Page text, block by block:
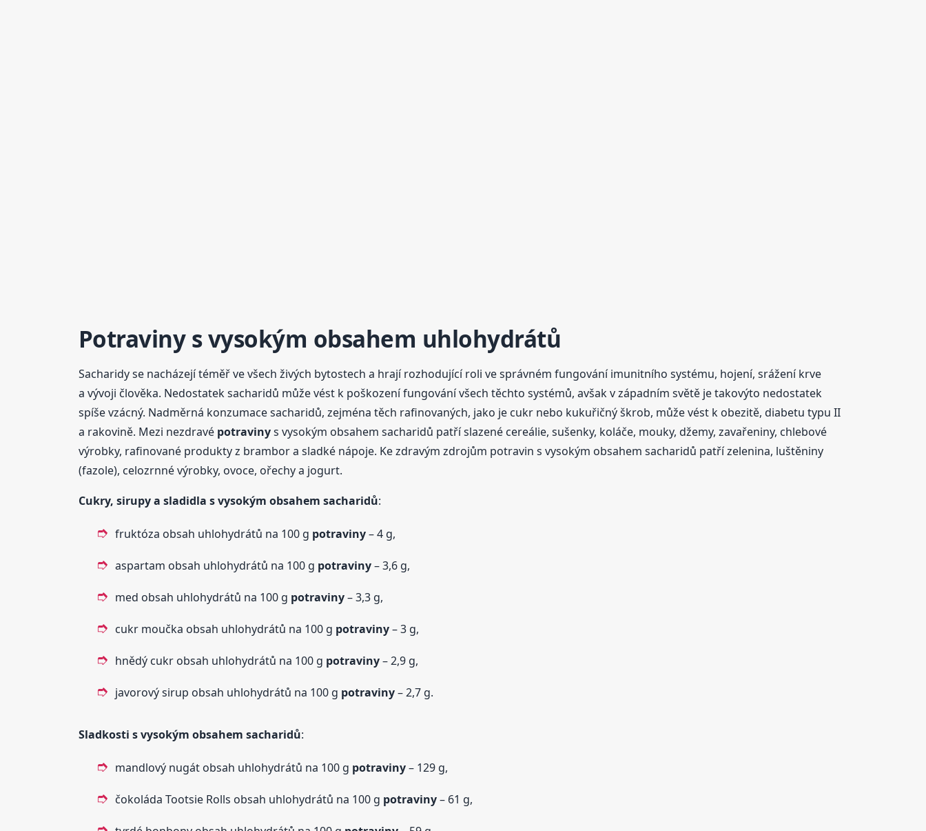
Potravinys vysokým obsahem uhlohydrátů
Sacharidy se nacházejí téměř ve všech živých bytostech a hrají rozhodující roli ve správném fungování imunitního systému, hojení, srážení krve
a vývoji člověka. Nedostatek sacharidů může vést k poškození fungování všech těchto systémů, avšak v západním světě je takovýto nedostatek
spíše vzácný. Nadměrná konzumace sacharidů, zejména těch rafinovaných, jako je cukr nebo kukuřičný škrob, může vést k obezitě, diabetu typu II
a rakovině. Mezi nezdravé potravinys vysokým obsahem sacharidů patří slazené cereálie, sušenky, koláče, mouky, džemy, zavařeniny, chlebové
výrobky, rafinované produkty z brambor a sladké nápoje. Ke zdravým zdrojům potravin s vysokým obsahem sacharidů patří zelenina, luštěniny
(fazole), celozrnné výrobky, ovoce, ořechy a jogurt.
Cukry, sirupy a sladidla s vysokým obsahem sacharidů:
fruktóza obsah uhlohydrátů na 100 g potraviny– 4 g,
aspartam obsah uhlohydrátů na 100 g potraviny– 3,6 g,
med obsah uhlohydrátů na 100 g potraviny– 3,3 g,
cukr moučka obsah uhlohydrátů na 100 g potraviny– 3 g,
hnědý cukr obsah uhlohydrátů na 100 g potraviny– 2,9 g,
javorový sirup obsah uhlohydrátů na 100 g potraviny– 2,7 g.
Sladkosti s vysokým obsahem sacharidů:
mandlový nugát obsah uhlohydrátů na 100 g potraviny– 129 g,
čokoláda Tootsie Rolls obsah uhlohydrátů na 100 g potraviny– 61 g,